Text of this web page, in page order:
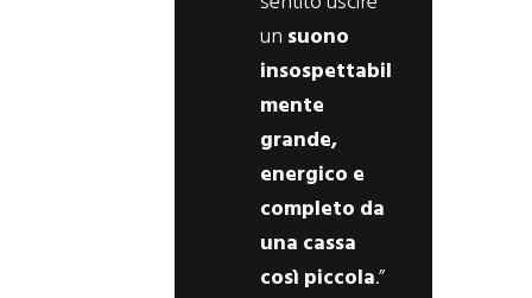
un suono
insospettabil
mente
grande,
energico e
completo da
una cassa
così piccola.”